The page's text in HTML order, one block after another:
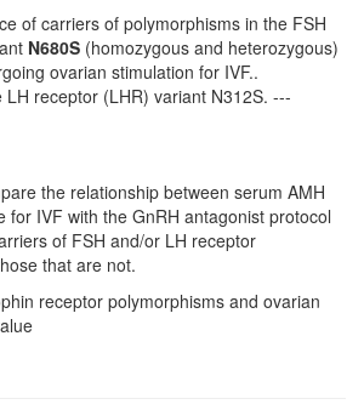
of carriers of polymorphisms in the FSH
N680S (homozygous and heterozygous)
ovarian stimulation for IVF..
receptor (LHR) variant N312S. ---
the relationship between serum AMH
for IVF with the GnRH antagonist protocol
of FSH and/or LH receptor
that are not.
receptor polymorphisms and ovarian